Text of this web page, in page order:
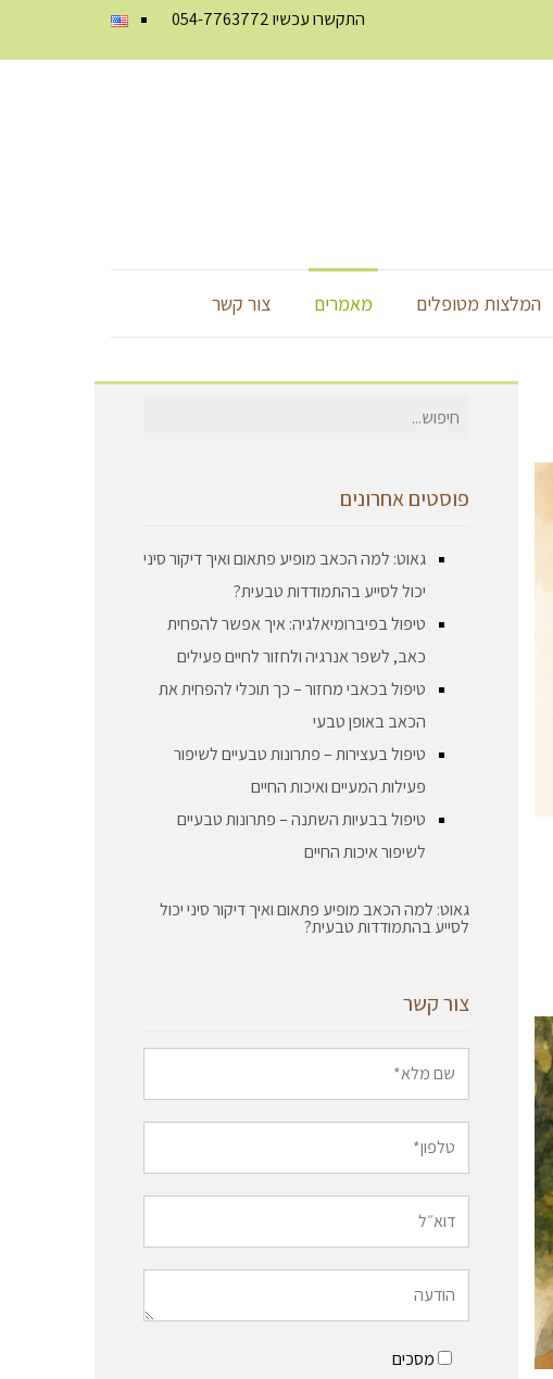
התקשרו עכשיו054-7763772
המלצות מטופלים מאמרים צור קשר
חיפוש
פוסטים אחרונים
גאוט: למה הכאב מופיע פתאום ואיך דיקור סיני
יכול לסייע בהתמודדות טבעית?
טיפול בפיברומיאלגיה: איך אפשר להפחית
כאב, לשפר אנרגיה ולחזור לחיים פעילים
טיפול בכאבי מחזור – כך תוכלי להפחית את
הכאב באופן טבעי
טיפול בעצירות – פתרונות טבעיים לשיפור
פעילות המעיים ואיכות החיים
טיפול בבעיות השתנה – פתרונות טבעיים
לשיפור איכות החיים
גאוט: למה הכאב מופיע פתאום ואיך דיקור סיני יכול
לסייע בהתמודדות טבעית?
צור קשר
מסכים